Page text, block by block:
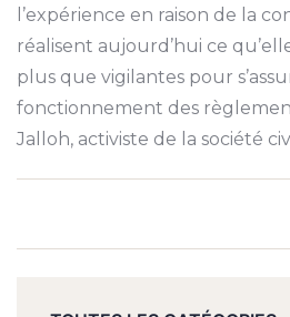
l’expérience en raison de la
réalisent aujourd’hui ce
plus que vigilantes pour
fonctionnement des
Jalloh, activiste de la société